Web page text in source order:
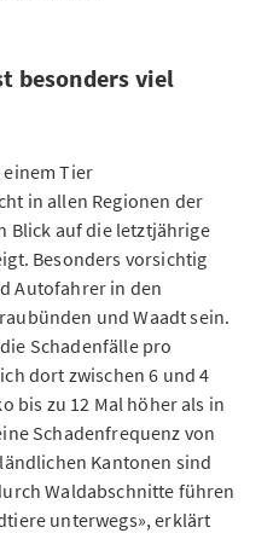
besonders viel
Tier
in allen Regionen der
Blick auf die letztjährige
Besonders vorsichtig
Autofahrer in den
und Waadt sein.
Schadenfälle pro
dort zwischen 6 und 4
bis zu 12 Mal höher als in
Schadenfrequenz von
Kantonen sind
Waldabschnitte führen
unterwegs», erklärt